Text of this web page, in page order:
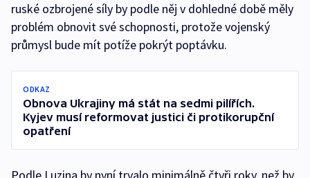
ruské ozbrojené síly by podle něj v dohledné době měly
problém obnovit své schopnosti, protože vojenský
průmysl bude mít potíže pokrýt poptávku.
ODKAZ
Obnova Ukrajiny má stát na sedmi pilířích.
Kyjev musí reformovat justici či protikorupční
opatření